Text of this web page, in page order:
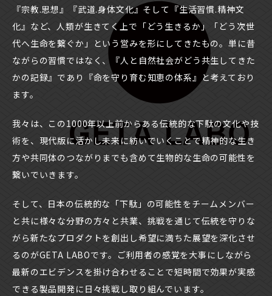
『宗教.思想』『武道.身体文化』そして『生活習慣.精神文
化』など、人類が生きてく上で「どう生きるか」「どう次世
代へ生命を繋ぐか」という営みを形にしてきたもの。単に昔
ながらの習慣ではなく、『人と自然社会がどう共生してきた
かの記録』であり『命を守り育む知恵の体系』と考えており
ます。
我々は、この1000年以上前からある伝統的な下駄の文化や技
術を、現代版に活かし未来に紡いでいくことで精神的な生き
方や共同体のつながりまでも含めて生物的な生命の可能性を
繋いでいきます。
そして、日本の伝統的な「下駄」の可能性をチームメンバー
と共に様々な分野の方々と共業、挑戦を通じて伝統を守りな
がら新たなプロダクトを創出し希望に満ちた展望を深化させ
るのがGETA LABOです。ご利用者の感覚を大事にしながら
最新のエビデンスを掛け合わせることで短時間で効果が実感
できる製品開発に日々挑戦し取り組んでいます。